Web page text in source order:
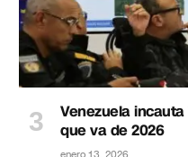
Venezuela
que va de 2026